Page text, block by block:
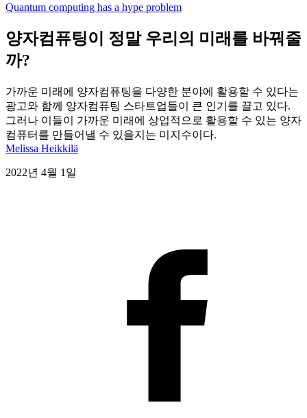
Quantum computing has a hype problem
양자컴퓨팅이 정말 우리의 미래를 바꿔줄
까?
가까운 미래에 양자컴퓨팅을 다양한 분야에 활용할 수 있다는
광고와 함께 양자컴퓨팅 스타트업들이 큰 인기를 끌고 있다.
그러나 이들이 가까운 미래에 상업적으로 활용할 수 있는 양자
컴퓨터를 만들어낼 수 있을지는 미지수이다.
Melissa Heikkilä
2022년 4월 1일